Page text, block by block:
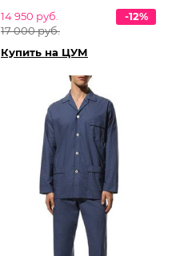
14 950 руб.
17 000 руб.
-12%
Купить на ЦУМ